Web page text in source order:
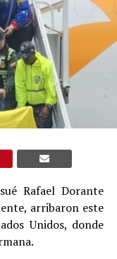
Rafael Dorante
arribaron este
Unidos, donde